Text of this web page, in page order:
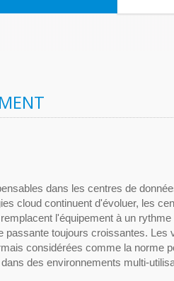
dans les centres de
cloud continuent d'évoluer, les
l'équipement à un
passante toujours croissantes. Les
considérées comme la norme
des environnements multi-